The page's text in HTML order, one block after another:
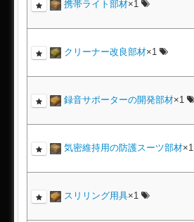
携帯ライト部材×1
クリーナー改良部材×1
録音サポーターの開発部材×1
気密維持用の防護スーツ部材×1
スリリング用具×1